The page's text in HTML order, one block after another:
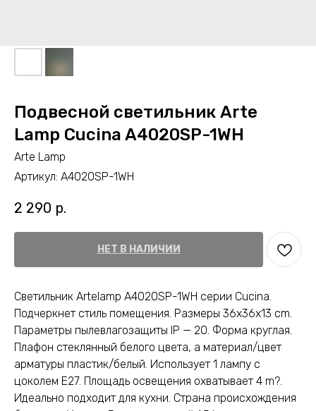
Подвесной светильник Arte
Lamp Cucina A4020SP-1WH
Arte Lamp
Артикул: A4020SP-1WH
2 290 р.
НЕТ В НАЛИЧИИ
Светильник Artelamp A4020SP-1WH серии Cucina.
Подчеркнет стиль помещения. Размеры 36x36x13 cm.
Параметры пылевлагозащиты IP — 20. Форма круглая.
Плафон стеклянный белого цвета, а материал/цвет
арматуры пластик/белый. Использует 1 лампу с
цоколем E27. Площадь освещения охватывает 4 m?.
Идеально подходит для кухни. Страна происхождения